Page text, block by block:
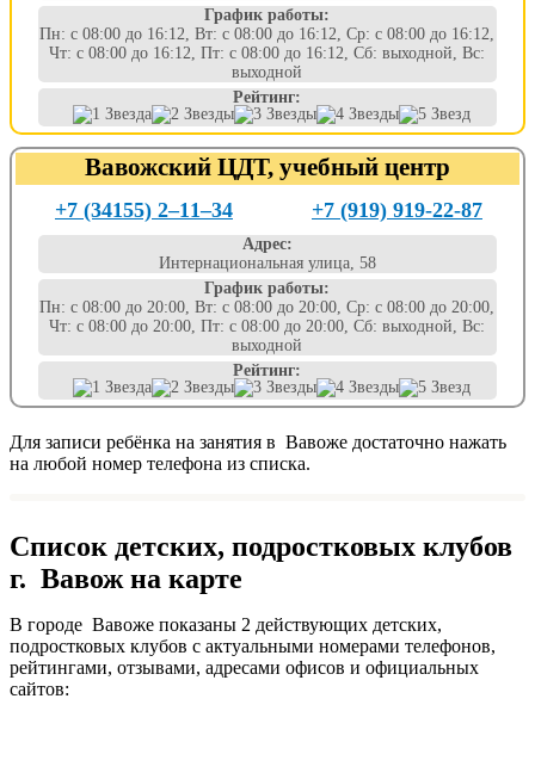
График работы:
Пн: с 08:00 до 16:12, Вт: с 08:00 до 16:12, Ср: с 08:00 до 16:12,
Чт: с 08:00 до 16:12, Пт: с 08:00 до 16:12, Сб: выходной, Вс:
выходной
Рейтинг:
Вавожский ЦДТ, учебный центр
+7 (34155) 2‒11‒34 +7 (919) 919-22-87
Адрес:
Интернациональная улица, 58
График работы:
Пн: с 08:00 до 20:00, Вт: с 08:00 до 20:00, Ср: с 08:00 до 20:00,
Чт: с 08:00 до 20:00, Пт: с 08:00 до 20:00, Сб: выходной, Вс:
выходной
Рейтинг:
Для записи ребёнка на занятия в Вавоже достаточно нажать
на любой номер телефона из списка.
Список детских, подростковых клубов
г. Вавож на карте
В городе Вавоже показаны 2 действующих детских,
подростковых клубов с актуальными номерами телефонов,
рейтингами, отзывами, адресами офисов и официальных
сайтов: